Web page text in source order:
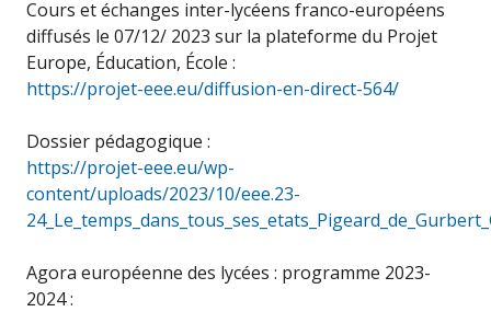
Cours et échanges inter-lycéens franco-européens
diffusés le 07/12/ 2023 sur la plateforme du Projet
Europe, Éducation, École :
https://projet-eee.eu/diffusion-en-direct-564/
Dossier pédagogique :
https://projet-eee.eu/wp-
content/uploads/2023/10/eee.23-
Agora européenne des lycées : programme 2023-
2024 :